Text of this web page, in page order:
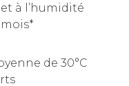
à l’humidité
de 30°C